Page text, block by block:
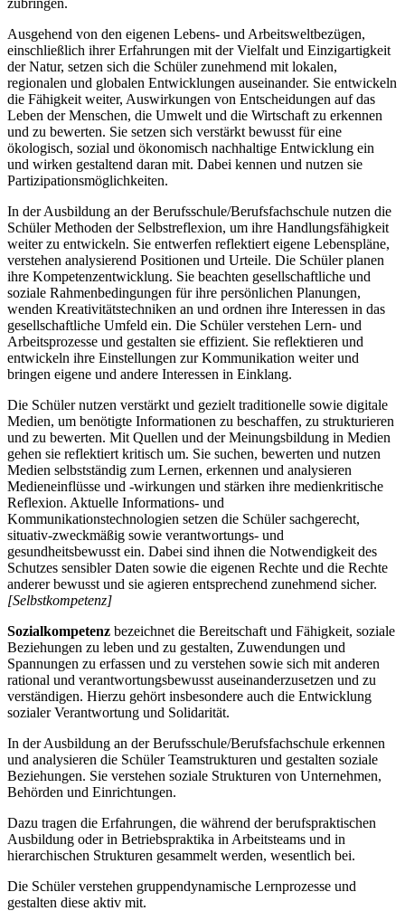
Ausgehend von den eigenen Lebens- und Arbeitsweltbezügen,
einschließlich ihrer Erfahrungen mit der Vielfalt und Einzigartigkeit
der Natur, setzen sich die Schüler zunehmend mit lokalen,
regionalen und globalen Entwicklungen auseinander. Sie entwickeln
die Fähigkeit weiter, Auswirkungen von Entscheidungen auf das
Leben der Menschen, die Umwelt und die Wirtschaft zu erkennen
und zu bewerten. Sie setzen sich verstärkt bewusst für eine
ökologisch, sozial und ökonomisch nachhaltige Entwicklung ein
und wirken gestaltend daran mit. Dabei kennen und nutzen sie
Partizipationsmöglichkeiten.
In der Ausbildung an der Berufsschule/Berufsfachschule nutzen die
Schüler Methoden der Selbstreflexion, um ihre Handlungsfähigkeit
weiter zu entwickeln. Sie entwerfen reflektiert eigene Lebenspläne,
verstehen analysierend Positionen und Urteile. Die Schüler planen
ihre Kompetenzentwicklung. Sie beachten gesellschaftliche und
soziale Rahmenbedingungen für ihre persönlichen Planungen,
wenden Kreativitätstechniken an und ordnen ihre Interessen in das
gesellschaftliche Umfeld ein. Die Schüler verstehen Lern- und
Arbeitsprozesse und gestalten sie effizient. Sie reflektieren und
entwickeln ihre Einstellungen zur Kommunikation weiter und
bringen eigene und andere Interessen in Einklang.
Die Schüler nutzen verstärkt und gezielt traditionelle sowie digitale
Medien, um benötigte Informationen zu beschaffen, zu strukturieren
und zu bewerten. Mit Quellen und der Meinungsbildung in Medien
gehen sie reflektiert kritisch um. Sie suchen, bewerten und nutzen
Medien selbstständig zum Lernen, erkennen und analysieren
Medieneinflüsse und -wirkungen und stärken ihre medienkritische
Reflexion. Aktuelle Informations- und
Kommunikationstechnologien setzen die Schüler sachgerecht,
situativ-zweckmäßig sowie verantwortungs- und
gesundheitsbewusst ein. Dabei sind ihnen die Notwendigkeit des
Schutzes sensibler Daten sowie die eigenen Rechte und die Rechte
anderer bewusst und sie agieren entsprechend zunehmend sicher.
[Selbstkompetenz]
Sozialkompetenz bezeichnet die Bereitschaft und Fähigkeit, soziale
Beziehungen zu leben und zu gestalten, Zuwendungen und
Spannungen zu erfassen und zu verstehen sowie sich mit anderen
rational und verantwortungsbewusst auseinanderzusetzen und zu
verständigen. Hierzu gehört insbesondere auch die Entwicklung
sozialer Verantwortung und Solidarität.
In der Ausbildung an der Berufsschule/Berufsfachschule erkennen
und analysieren die Schüler Teamstrukturen und gestalten soziale
Beziehungen. Sie verstehen soziale Strukturen von Unternehmen,
Behörden und Einrichtungen.
Dazu tragen die Erfahrungen, die während der berufspraktischen
Ausbildung oder in Betriebspraktika in Arbeitsteams und in
hierarchischen Strukturen gesammelt werden, wesentlich bei.
Die Schüler verstehen gruppendynamische Lernprozesse und
gestalten diese aktiv mit.